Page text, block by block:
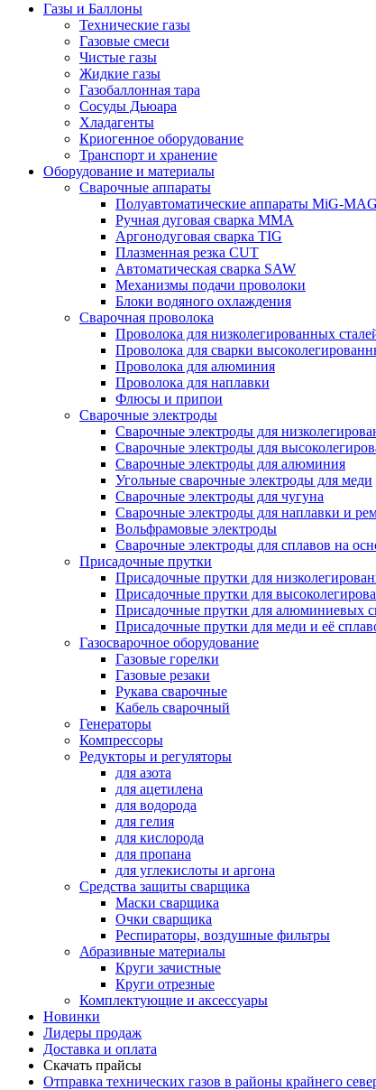
Газы и Баллоны
Технические газы
Газовые смеси
Чистые газы
Жидкие газы
Газобаллонная тара
Сосуды Дьюара
Хладагенты
Криогенное оборудование
Транспорт и хранение
Оборудование и материалы
Сварочные аппараты
Полуавтоматические аппараты MiG-MAG
Ручная дуговая сварка MMA
Аргонодуговая сварка TIG
Плазменная резка CUT
Автоматическая сварка SAW
Механизмы подачи проволоки
Блоки водяного охлаждения
Сварочная проволока
Проволока для низколегированных
Проволока для сварки
Проволока для алюминия
Проволока для наплавки
Флюсы и припои
Сварочные электроды
Сварочные электроды для
Сварочные электроды для
Сварочные электроды для алюминия
Угольные сварочные электроды для меди
Сварочные электроды для чугуна
Сварочные электроды для наплавки и
Вольфрамовые электроды
Сварочные электроды для сплавов на
Присадочные прутки
Присадочные прутки для
Присадочные прутки для
Присадочные прутки для алюминиевых
Присадочные прутки для меди и её
Газосварочное оборудование
Газовые горелки
Газовые резаки
Рукава сварочные
Кабель сварочный
Генераторы
Компрессоры
Редукторы и регуляторы
для азота
для ацетилена
для водорода
для гелия
для кислорода
для пропана
для углекислоты и аргона
Средства защиты сварщика
Маски сварщика
Очки сварщика
Респираторы, воздушные фильтры
Абразивные материалы
Круги зачистные
Круги отрезные
Комплектующие и аксессуары
Новинки
Лидеры продаж
Доставка и оплата
Скачать прайсы
Отправка технических газов в районы крайнего